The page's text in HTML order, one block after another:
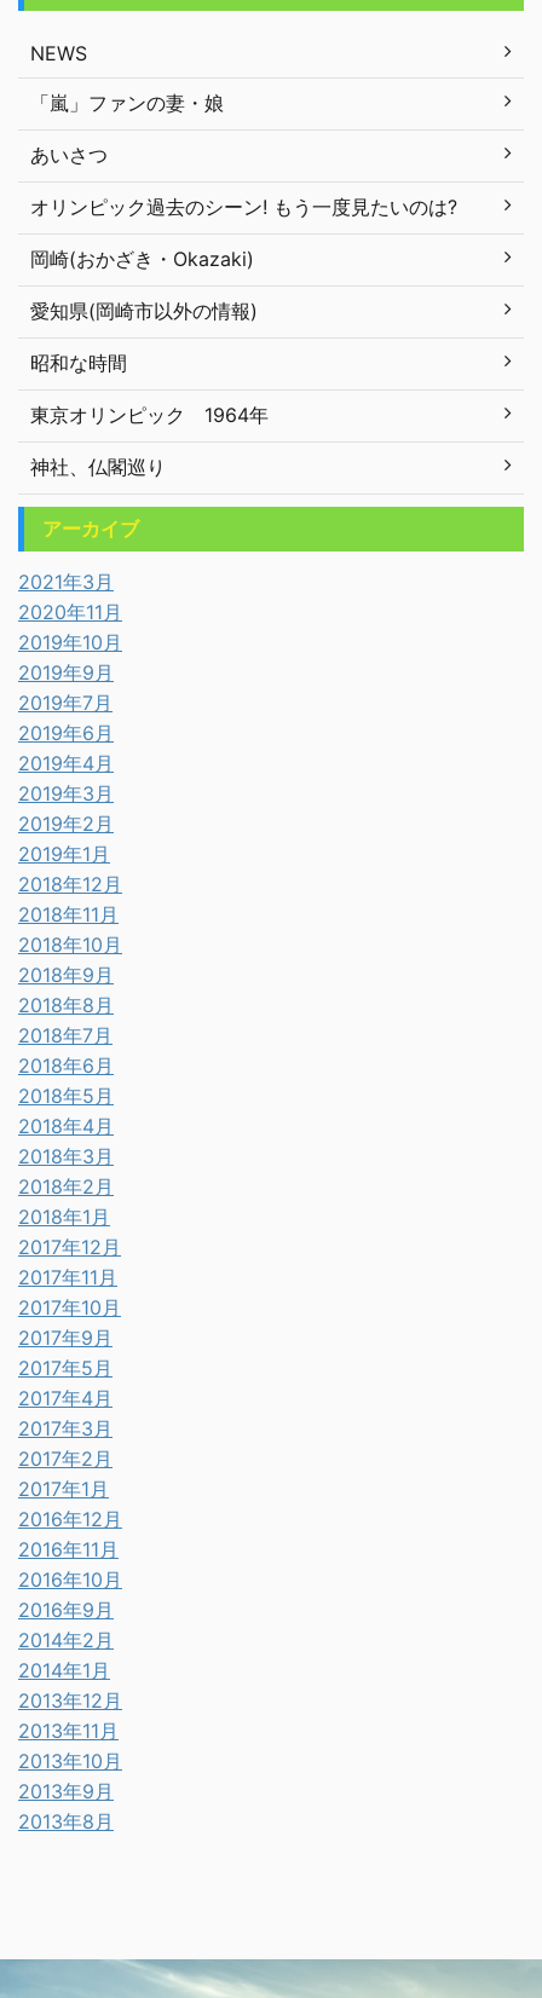
NEWS
「嵐」ファンの妻・娘
あいさつ
オリンピック過去のシーン! もう一度見たいのは?
岡崎(おかざき・Okazaki)
愛知県(岡崎市以外の情報)
昭和な時間
東京オリンピック 1964年
神社、仏閣巡り
アーカイブ
2021年3月
2020年11月
2019年10月
2019年9月
2019年7月
2019年6月
2019年4月
2019年3月
2019年2月
2019年1月
2018年12月
2018年11月
2018年10月
2018年9月
2018年8月
2018年7月
2018年6月
2018年5月
2018年4月
2018年3月
2018年2月
2018年1月
2017年12月
2017年11月
2017年10月
2017年9月
2017年5月
2017年4月
2017年3月
2017年2月
2017年1月
2016年12月
2016年11月
2016年10月
2016年9月
2014年2月
2014年1月
2013年12月
2013年11月
2013年10月
2013年9月
2013年8月